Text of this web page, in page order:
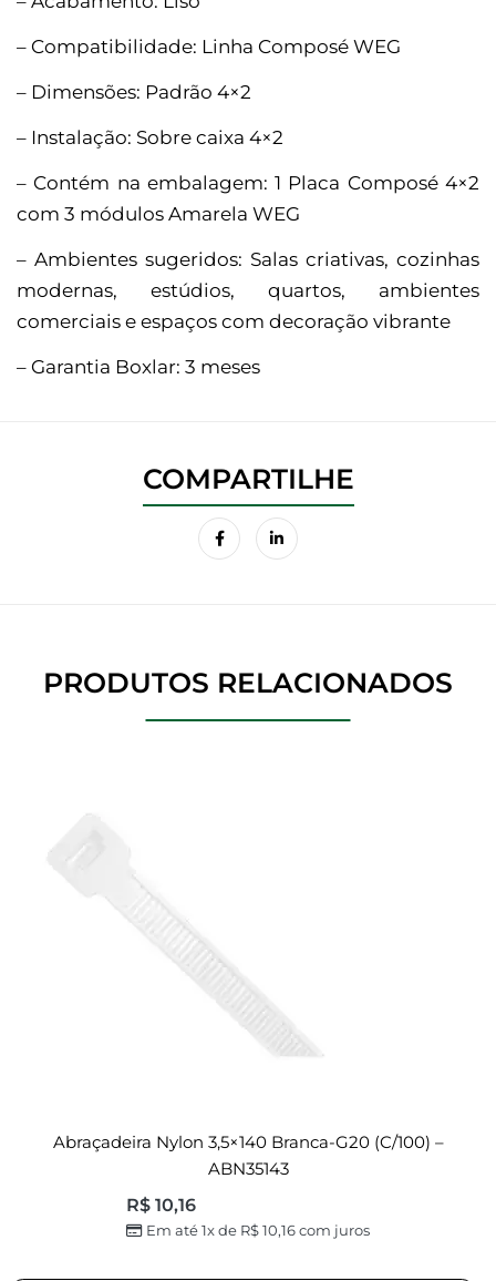
– Compatibilidade: Linha Composé WEG
– Dimensões: Padrão 4×2
– Instalação: Sobre caixa 4×2
– Contém na embalagem: 1 Placa Composé 4×2
com 3 módulos Amarela WEG
– Ambientes sugeridos: Salas criativas, cozinhas
modernas, estúdios, quartos, ambientes
comerciais e espaços com decoração vibrante
– Garantia Boxlar: 3 meses
PRODUTOS RELACIONADOS
Abraçadeira Nylon 3,5×140 Branca-G20 (c/100) –
ABN35143
R$10,16
Em até 1x de R$10,16com juros